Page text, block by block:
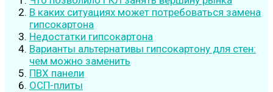
В каких ситуациях может потребоваться замена
гипсокартона
Недостатки гипсокартона
Варианты альтернативы гипсокартону для стен:
чем можно заменить
ПВХ панели
ОСП-плиты